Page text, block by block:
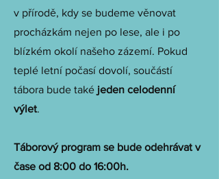
v přírodě, kdy se budeme věnovat
procházkám nejen po lese, ale i po
blízkém okolí našeho zázemí. Pokud
teplé letní počasí dovolí, součástí
tábora bude také jeden celodenní
výlet.
Táborový program se bude odehrávat v
čase od 8:00 do 16:00h.